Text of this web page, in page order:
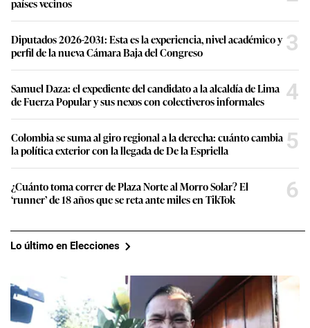
Diputados 2026-2031: Esta es la experiencia, nivel académico y
perfil de la nueva Cámara Baja del Congreso
3
Samuel Daza: el expediente del candidato a la alcaldía de Lima
de Fuerza Popular y sus nexos con colectiveros informales
4
Colombia se suma al giro regional a la derecha: cuánto cambia
la política exterior con la llegada de De la Espriella
5
¿Cuánto toma correr de Plaza Norte al Morro Solar? El
‘runner’ de 18 años que se reta ante miles en TikTok
6
Lo último en Elecciones